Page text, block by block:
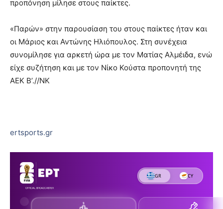
προπόνηση μίλησε στους παίκτες.
«Παρών» στην παρουσίαση του στους παίκτες ήταν και
οι Μάριος και Αντώνης Ηλιόπουλος. Στη συνέχεια
συνομίλησε για αρκετή ώρα με τον Ματίας Αλμέιδα, ενώ
είχε συζήτηση και με τον Νίκο Κούστα προπονητή της
ΑΕΚ Β’.//ΝΚ
ertsports.gr